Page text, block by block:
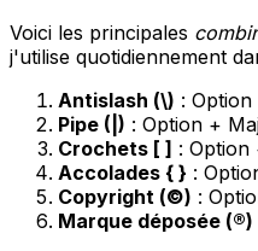
Voici les principales
j'utilise quotidiennement
Antislash (\) :
Pipe (|) : Option +
Crochets [ ] : Option
Accolades { } :
Copyright (©) :
Marque déposée (®)